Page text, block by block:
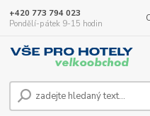
+420 773 794 023
Pondělí-pátek 9-15 hodin